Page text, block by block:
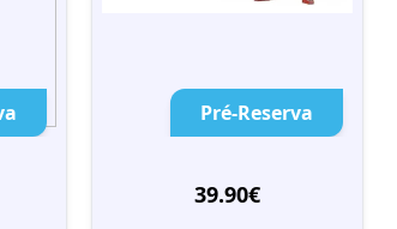
Pré-Reserva
39.90€